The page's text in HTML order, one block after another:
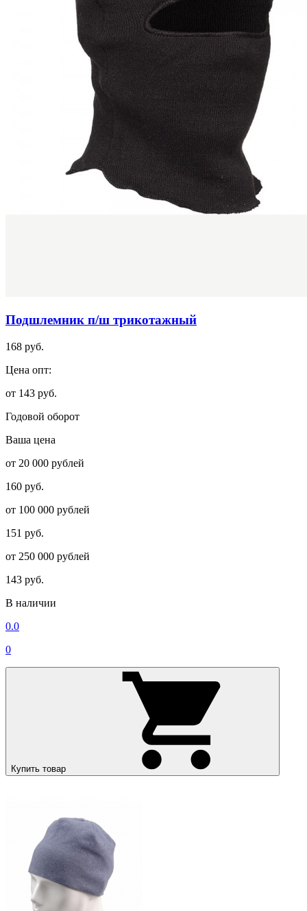
Подшлемник п/ш трикотажный
168 руб.
Цена опт:
от 143 руб.
Годовой оборот
Ваша цена
от 20 000 рублей
160 руб.
от 100 000 рублей
151 руб.
от 250 000 рублей
143 руб.
В наличии
0.0
0
Купить товар